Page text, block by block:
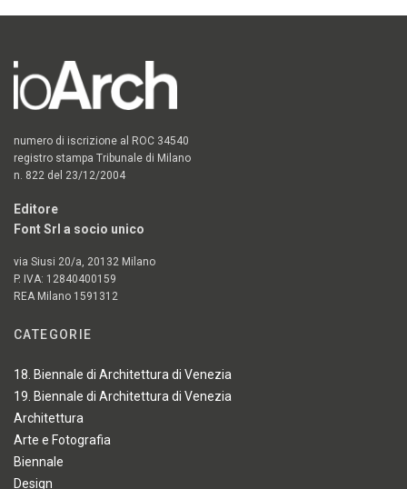
numero di iscrizione al ROC 34540
registro stampa Tribunale di Milano
n. 822 del 23/12/2004
Editore
Font Srl a socio unico
via Siusi 20/a, 20132 Milano
P. IVA: 12840400159
REA Milano 1591312
CATEGORIE
18. Biennale di Architettura di Venezia
19. Biennale di Architettura di Venezia
Architettura
Arte e Fotografia
Biennale
Design